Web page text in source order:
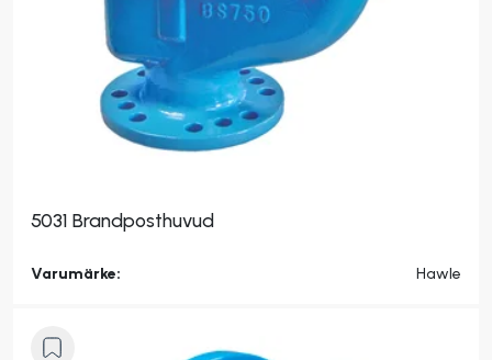
5031 Brandposthuvud
Varumärke: Hawle